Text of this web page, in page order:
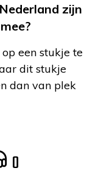
zijn
een stukje te
dit stukje
dan van plek